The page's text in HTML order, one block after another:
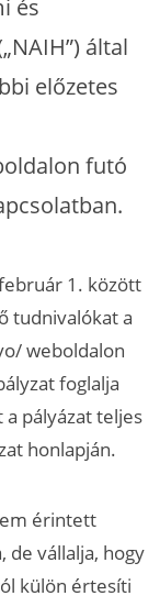
és
által
előzetes
futó
1. között
tudnivalókat a
weboldalon
foglalja
a pályázat teljes
honlapján.
érintett
de vállalja, hogy
külön értesíti